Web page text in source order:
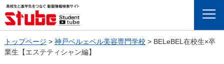
Menu
トップページ > 神戸ベルェベル美容専門学校 > BELeBEL在校生×卒
業生【エステティシャン編】